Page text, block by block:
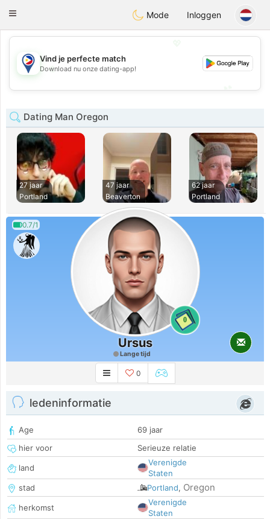
PhilippinesChat
Toggle
Mode Inloggen
💖
💕
Vind je perfecte match
Download nu onze dating-app!
Dating Man Oregon
27 jaar
Portland
47 jaar
Beaverton
62 jaar
Portland
0.7/1
0
Ursus
Lange tijd
0
ledeninformatie
Age
69 jaar
hier voor
Serieuze relatie
land
Verenigde
Staten
stad
Portland, Oregon
herkomst
Verenigde
Staten